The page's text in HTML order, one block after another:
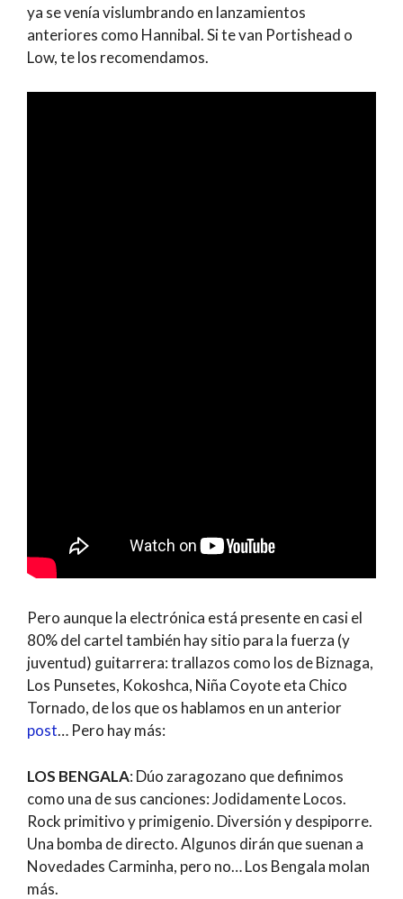
ya se venía vislumbrando en lanzamientos
anteriores como Hannibal. Si te van Portishead o
Low, te los recomendamos.
Pero aunque la electrónica está presente en casi el
80% del cartel también hay sitio para la fuerza (y
juventud) guitarrera: trallazos como los de Biznaga,
Los Punsetes, Kokoshca, Niña Coyote eta Chico
Tornado, de los que os hablamos en un anterior
post… Pero hay más:
LOS BENGALA: Dúo zaragozano que definimos
como una de sus canciones: Jodidamente Locos.
Rock primitivo y primigenio. Diversión y despiporre.
Una bomba de directo. Algunos dirán que suenan a
Novedades Carminha, pero no… Los Bengala molan
más.